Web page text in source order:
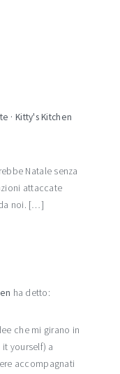
· Kitty's Kitchen
Natale senza
attaccate
noi. […]
ha detto:
che mi girano in
yourself) a
accompagnati